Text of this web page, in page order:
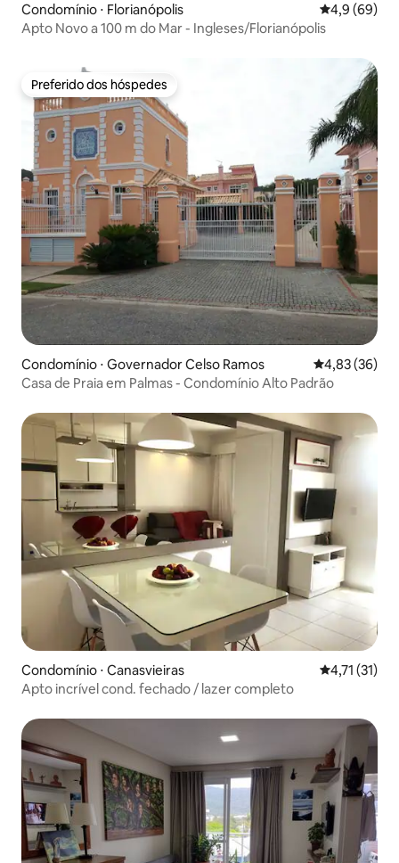
Condomínio ⋅ Florianópolis 4,9 de uma
4,9 (69)
Apto Novo a 100 m do Mar - Ingleses/Florianópolis
Preferido dos hóspedes
Preferido dos hóspedes
Condomínio ⋅ Governador Celso Ramos 4,83 de uma
4,83 (36)
Casa de Praia em Palmas - Condomínio Alto Padrão
Condomínio ⋅ Canasvieiras 4,71 de uma
4,71 (31)
Apto incrível cond. fechado / lazer completo